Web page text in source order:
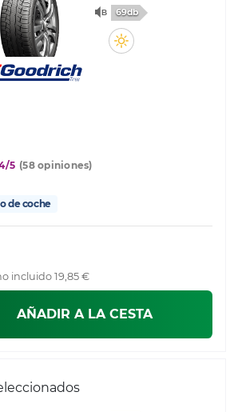
69db
5 (58 opiniones)
de coche
incluido 19,85 €
AÑADIR A LA CESTA